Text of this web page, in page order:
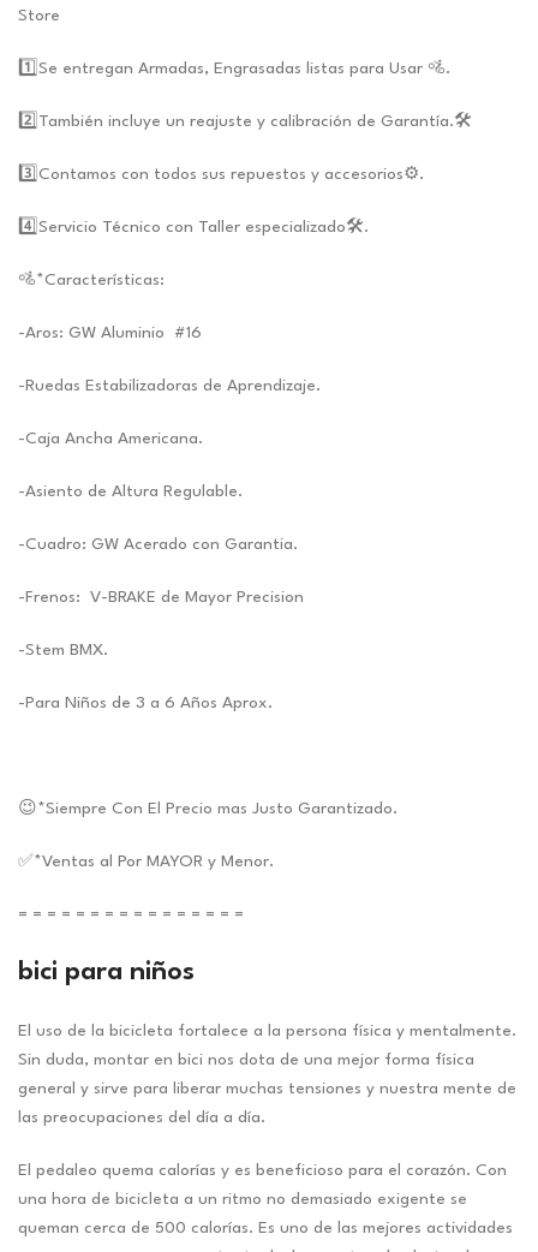
Store
1️⃣Se entregan Armadas, Engrasadas listas para Usar 🚵.
2️⃣También incluye un reajuste y calibración de Garantía.🛠️
3️⃣Contamos con todos sus repuestos y accesorios⚙️.
4️⃣Servicio Técnico con Taller especializado🛠️.
🚵*Características:
-Aros: GW Aluminio #16
-Ruedas Estabilizadoras de Aprendizaje.
-Caja Ancha Americana.
-Asiento de Altura Regulable.
-Cuadro: GW Acerado con Garantia.
-Frenos: V-BRAKE de Mayor Precision
-Stem BMX.
-Para Niños de 3 a 6 Años Aprox.
😉*Siempre Con El Precio mas Justo Garantizado.
✅*Ventas al Por MAYOR y Menor.
= = = = = = = = = = = = = = = =
bici para niños
El uso de la bicicleta fortalece a la persona física y mentalmente.
Sin duda, montar en bici nos dota de una mejor forma física
general y sirve para liberar muchas tensiones y nuestra mente de
las preocupaciones del día a día.
El pedaleo quema calorías y es beneficioso para el corazón. Con
una hora de bicicleta a un ritmo no demasiado exigente se
queman cerca de 500 calorías. Es uno de las mejores actividades